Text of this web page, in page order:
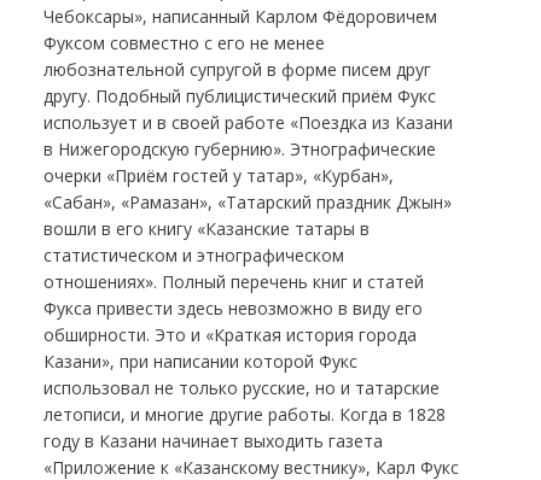
Чебоксары», написанный Карлом Фёдоровичем
Фуксом совместно с его не менее
любознательной супругой в форме писем друг
другу. Подобный публицистический приём Фукс
использует и в своей работе «Поездка из Казани
в Нижегородскую губернию». Этнографические
очерки «Приём гостей у татар», «Курбан»,
«Сабан», «Рамазан», «Татарский праздник Джын»
вошли в его книгу «Казанские татары в
статистическом и этнографическом
отношениях». Полный перечень книг и статей
Фукса привести здесь невозможно в виду его
обширности. Это и «Краткая история города
Казани», при написании которой Фукс
использовал не только русские, но и татарские
летописи, и многие другие работы. Когда в 1828
году в Казани начинает выходить газета
«Приложение к «Казанскому вестнику», Карл Фукс